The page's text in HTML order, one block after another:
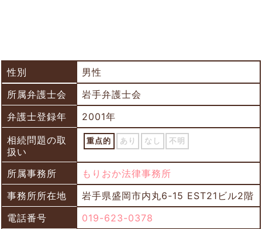
性別
男性
所属弁護士会
岩手弁護士会
弁護士登録年
2001年
相続問題の取
扱い
重点的 あり なし 不明
所属事務所
もりおか法律事務所
事務所所在地
岩手県盛岡市内丸6-15 EST21ビル2階
電話番号
019-623-0378